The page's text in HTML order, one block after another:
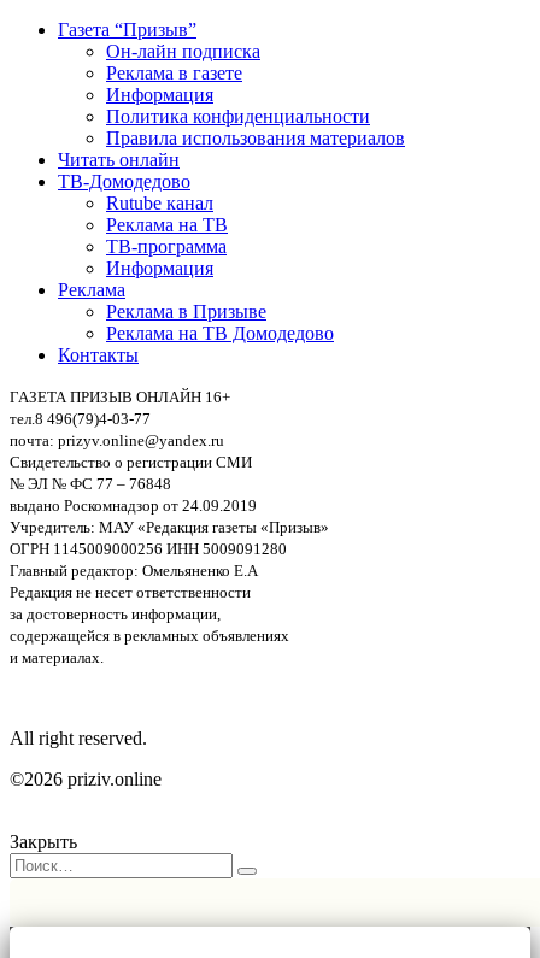
Газета “Призыв”
Он-лайн подписка
Реклама в газете
Информация
Политика конфиденциальности
Правила использования материалов
Читать онлайн
ТВ-Домодедово
Rutube канал
Реклама на ТВ
ТВ-программа
Информация
Реклама
Реклама в Призыве
Реклама на ТВ Домодедово
Контакты
ГАЗЕТА ПРИЗЫВ ОНЛАЙН 16+
тел.8 496(79)4-03-77
почта: prizyv.online@yandex.ru
Свидетельство о регистрации СМИ
№ ЭЛ № ФС 77 – 76848
выдано Роскомнадзор от 24.09.2019
Учредитель: МАУ «Редакция газеты «Призыв»
ОГРН 1145009000256 ИНН 5009091280
Главный редактор: Омельяненко Е.А
Редакция не несет ответственности
за достоверность информации,
содержащейся в рекламных объявлениях
и материалах.
All right reserved.
©2026 priziv.online
Закрыть